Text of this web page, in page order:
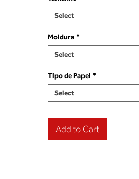
Select
Moldura *
Select
Tipo de Papel *
Select
Add to Cart